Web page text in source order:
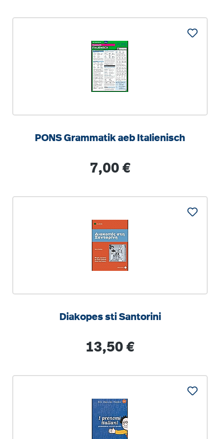
PONS Grammatik aeb Italienisch
Regulärer Preis:
7,00 €
Diakopes sti Santorini
Regulärer Preis:
13,50 €